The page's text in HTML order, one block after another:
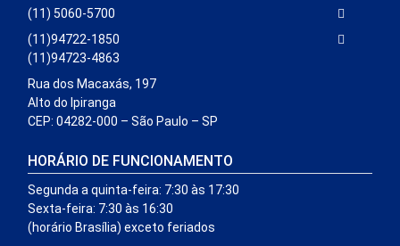
(11) 5060-5700
(11)94722-1850
(11)94723-4863
Rua dos Macaxás, 197
Alto do Ipiranga
CEP: 04282-000 – São Paulo – SP
HORÁRIO DE FUNCIONAMENTO
Segunda a quinta-feira: 7:30 às 17:30
Sexta-feira: 7:30 às 16:30
(horário Brasília) exceto feriados